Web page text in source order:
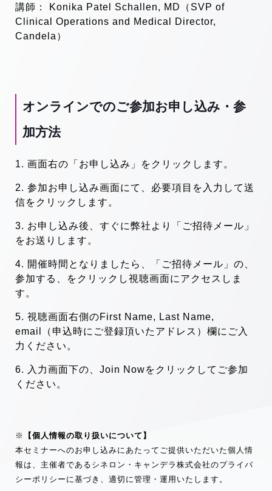
講師： Konika Patel Schallen, MD（SVP of
Clinical Operations and Medical Director,
Candela）
オンラインでのご参加お申し込み・参
加方法
1. 画面右の「お申し込み」をクリックします。
2. 参加お申し込み画面にて、必要項目を入力して送
信をクリックします。
3. お申し込み後、すぐに弊社より「ご招待メール」
をお送りします。
4. 開催時間となりましたら、「ご招待メール」の、
参加する、をクリックし視聴画面にアクセスしま
す。
5. 視聴画面右側のFirst Name, Last Name,
email（申込時にご登録頂いたアドレス）欄にご入
力ください。
6. 入力画面下の、Join Nowをクリックしてご参加
ください。
※
【個人情報の取り扱いについて】
本セミナーへのお申し込みにあたってご提供いただいた個人情
報は、主催者であるシネロン・キャンデラ株式会社のプライバ
シーポリシーに基づき、適切に管理・運用いたします。